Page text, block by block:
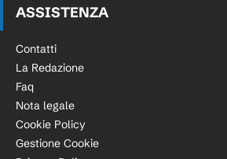
ASSISTENZA
Contatti
La Redazione
Faq
Nota legale
Cookie Policy
Gestione Cookie